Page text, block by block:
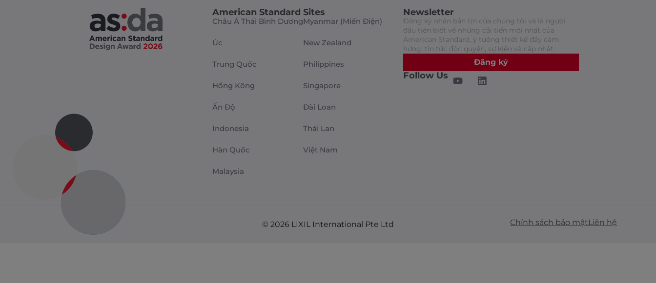
American Standard Sites
Châu Á Thái Bình Dương
Úc
Trung Quốc
Hồng Kông
Ấn Độ
Indonesia
Hàn Quốc
Malaysia
Myanmar (Miến Điện)
New Zealand
Philippines
Singapore
Đài Loan
Thái Lan
Việt Nam
Newsletter
Đăng ký nhận bản tin của chúng tôi và là người
đầu tiên biết về những cải tiến mới nhất của
American Standard, ý tưởng thiết kế đầy cảm
hứng, tin tức độc quyền, sự kiện và cập nhật.
Đăng ký
Follow Us
© 2026 LIXIL International Pte Ltd Chính sách bảo mậtLiên hệ